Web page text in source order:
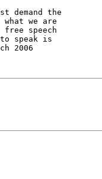
demand the
we are
speech
speak is
2006